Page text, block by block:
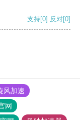
支持[0] 反对[0]
风加速
网